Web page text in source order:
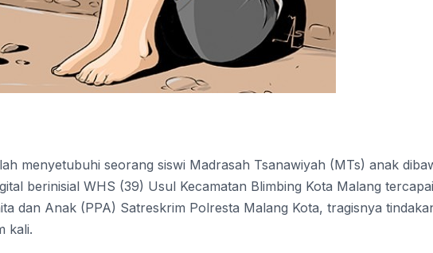
menyetubuhi seorang siswi Madrasah Tsanawiyah (MTs) anak
berinisial WHS (39) Usul Kecamatan Blimbing Kota Malang tercapai
dan Anak (PPA) Satreskrim Polresta Malang Kota, tragisnya
kali.